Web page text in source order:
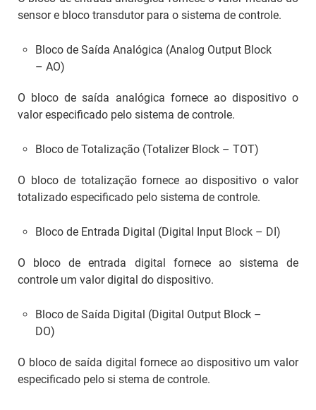
sensor e bloco transdutor para o sistema de controle.
Bloco de Saída Analógica (Analog Output Block
– AO)
O bloco de saída analógica fornece ao dispositivo o
valor especificado pelo sistema de controle.
Bloco de Totalização (Totalizer Block – TOT)
O bloco de totalização fornece ao dispositivo o valor
totalizado especificado pelo sistema de controle.
Bloco de Entrada Digital (Digital Input Block – DI)
O bloco de entrada digital fornece ao sistema de
controle um valor digital do dispositivo.
Bloco de Saída Digital (Digital Output Block –
DO)
O bloco de saída digital fornece ao dispositivo um valor
especificado pelo si stema de controle.